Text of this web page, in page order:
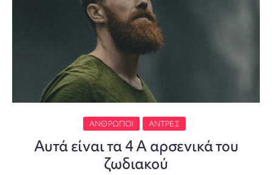
ΆΝΘΡΩΠΟΙ ΆΝΤΡΕΣ
Αυτά είναι τα 4 Α αρσενικά του
ζωδιακού